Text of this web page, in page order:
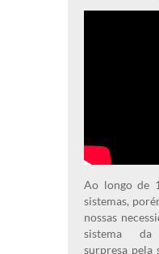
Ao longo de
sistemas,
nossas
sistema
surpresa pela